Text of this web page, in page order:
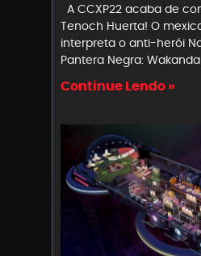
A CCXP22 acaba de
Tenoch Huerta! O
interpreta o anti-herói
Pantera Negra:
Continue Lendo »